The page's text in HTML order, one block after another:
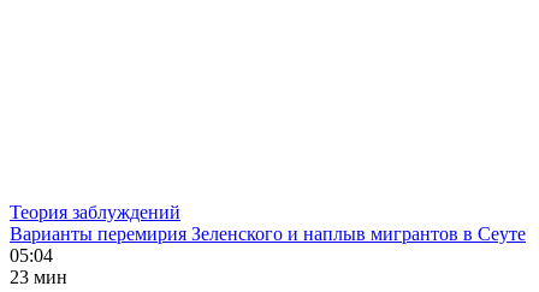
Теория заблуждений
Варианты перемирия Зеленского и наплыв мигрантов в Сеуте
05:04
23 мин